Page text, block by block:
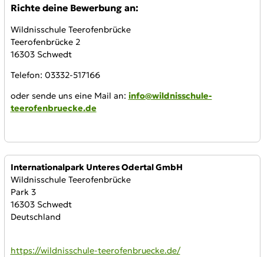
Richte deine Bewerbung an:
Wildnisschule Teerofenbrücke
Teerofenbrücke 2
16303 Schwedt
Telefon: 03332-517166
oder sende uns eine Mail an: info@wildnisschule-
teerofenbruecke.de
Anbieter:
Internationalpark Unteres Odertal GmbH
Wildnisschule Teerofenbrücke
Park 3
16303 Schwedt
Deutschland
WWW:
https://wildnisschule-teerofenbruecke.de/